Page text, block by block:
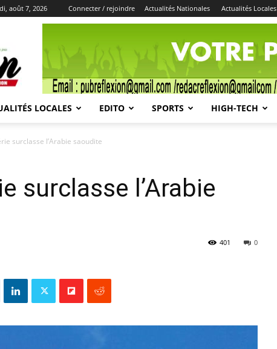
août 7, 2026 Connecter / rejoindre Actualités Nationales Actualités Locales
LOCALES EDITO SPORTS HIGH-TECH
surclasse l’Arabie saoudite
surclasse l’Arabie
0
401